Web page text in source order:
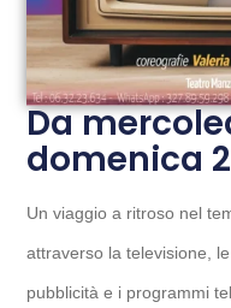
Da
domenica
Un viaggio a ritroso nel
attraverso la televisione,
pubblicità e i programmi